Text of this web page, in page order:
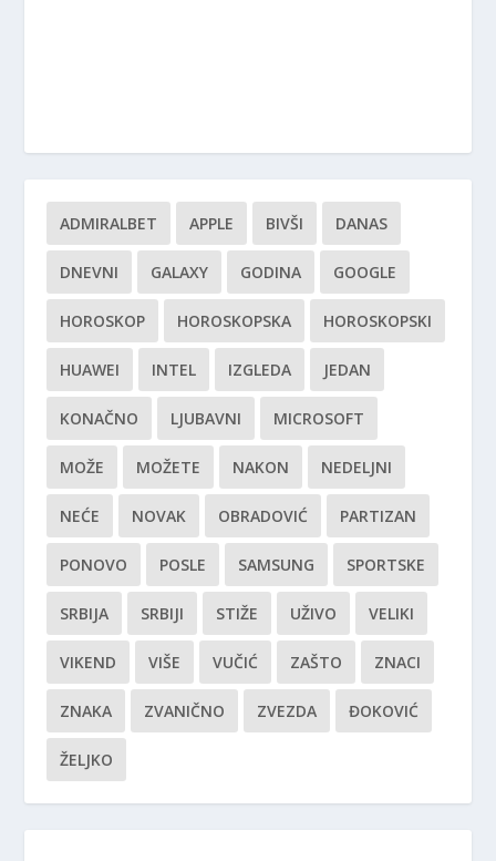
ADMIRALBET APPLE BIVŠI DANAS
DNEVNI GALAXY GODINA GOOGLE
HOROSKOP HOROSKOPSKA HOROSKOPSKI
HUAWEI INTEL IZGLEDA JEDAN
KONAČNO LJUBAVNI MICROSOFT
MOŽE MOŽETE NAKON NEDELJNI
NEĆE NOVAK OBRADOVIĆ PARTIZAN
PONOVO POSLE SAMSUNG SPORTSKE
SRBIJA SRBIJI STIŽE UŽIVO VELIKI
VIKEND VIŠE VUČIĆ ZAŠTO ZNACI
ZNAKA ZVANIČNO ZVEZDA ĐOKOVIĆ
ŽELJKO